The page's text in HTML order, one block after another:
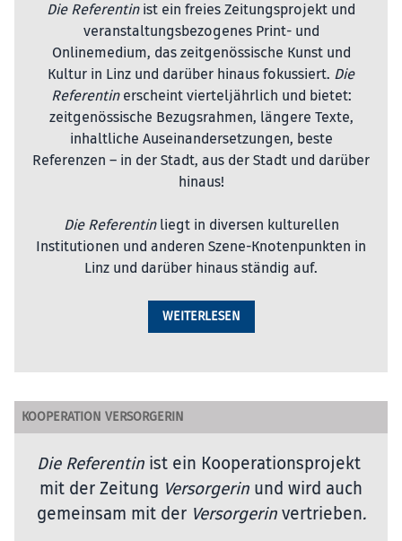
Die Referentinist ein freies Zeitungsprojekt und
veranstaltungsbezogenes Print- und
Onlinemedium, das zeitgenössische Kunst und
Kultur in Linz und darüber hinaus fokussiert. Die
Referentinerscheint vierteljährlich und bietet:
zeitgenössische Bezugsrahmen, längere Texte,
inhaltliche Auseinandersetzungen, beste
Referenzen – in der Stadt, aus der Stadt und darüber
hinaus!
Die Referentinliegt in diversen kulturellen
Institutionen und anderen Szene-Knotenpunkten in
Linz und darüber hinaus ständig auf.
WEITERLESEN
KOOPERATION VERSORGERIN
Die Referentin ist ein Kooperationsprojekt
mit der Zeitung Versorgerin und wird auch
gemeinsam mit der Versorgerinvertrieben.